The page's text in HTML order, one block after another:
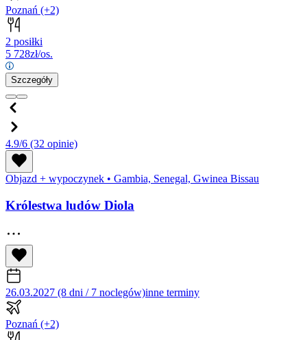
Poznań (+2)
2 posiłki
5 728zł/os.
Szczegóły
4.9/6 (32 opinie)
Objazd + wypoczynek • Gambia, Senegal, Gwinea Bissau
Królestwa ludów Diola
26.03.2027 (8 dni / 7 noclegów)inne terminy
Poznań (+2)